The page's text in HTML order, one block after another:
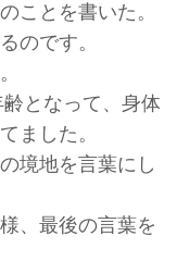
ことを書いた。
のです。
となって、身体
ました。
境地を言葉にし
、最後の言葉を